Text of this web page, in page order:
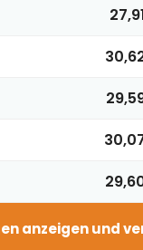
anzeigen und